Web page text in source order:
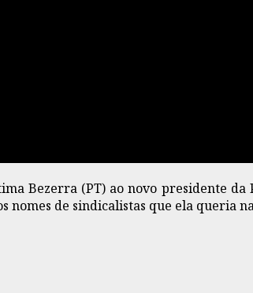
Bezerra (PT) ao novo presidente
nomes de sindicalistas que ela queria